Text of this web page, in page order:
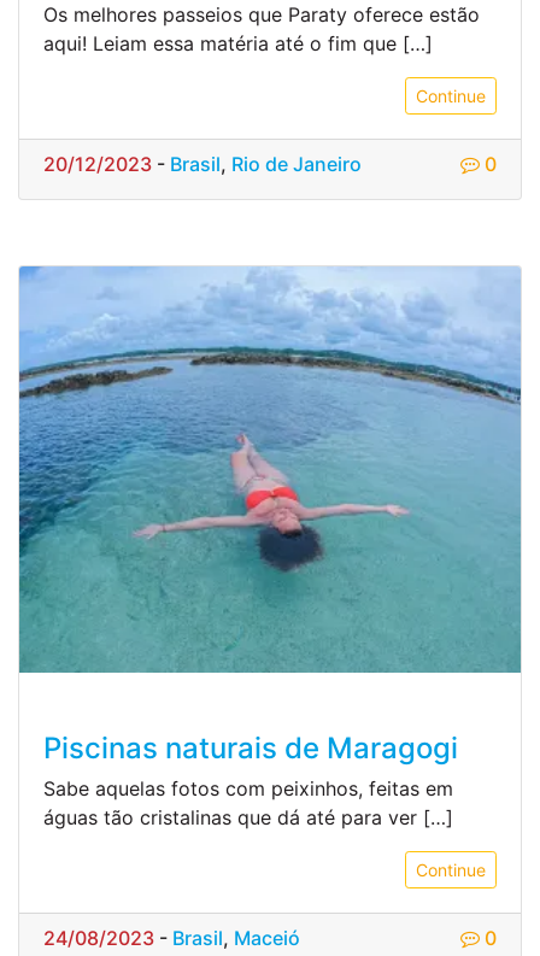
Os melhores passeios que Paraty oferece estão
aqui! Leiam essa matéria até o fim que […]
Continue
20/12/2023 - Brasil, Rio de Janeiro 0
Piscinas naturais de Maragogi
Sabe aquelas fotos com peixinhos, feitas em
águas tão cristalinas que dá até para ver […]
Continue
24/08/2023 - Brasil, Maceió 0